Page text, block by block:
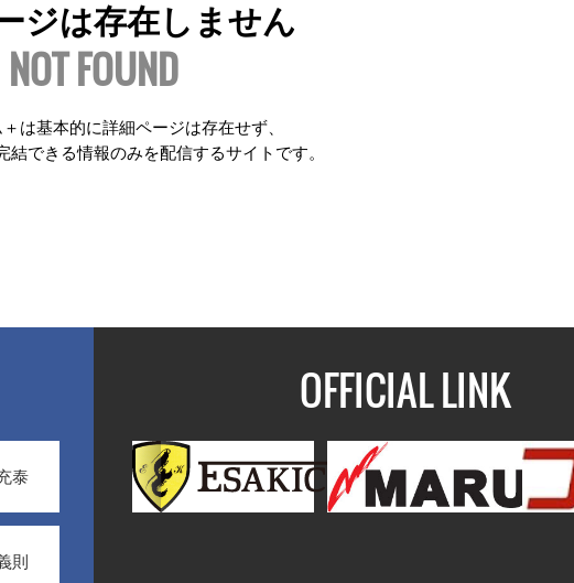
ジは存在しません
NOT FOUND
は基本的に詳細ページは存在せず、
結できる情報のみを配信するサイトです。
泰
則
OFFICIAL LINK